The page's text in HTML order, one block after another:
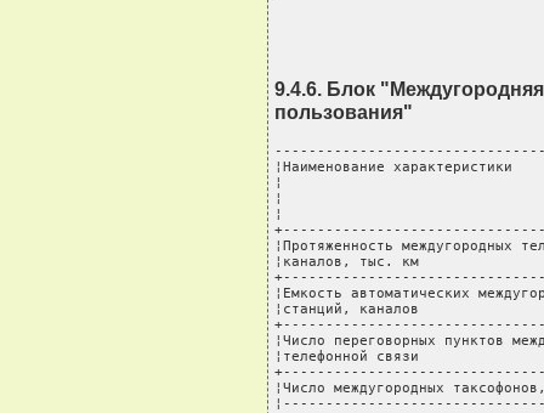
9.4.6. Блок
пользования"
¦Наименование
¦
¦
¦
¦Протяженность
¦каналов, тыс. км
¦Емкость автоматических
¦станций, каналов
¦Число переговорных пунктов
¦телефонной связи
¦Число междугородных